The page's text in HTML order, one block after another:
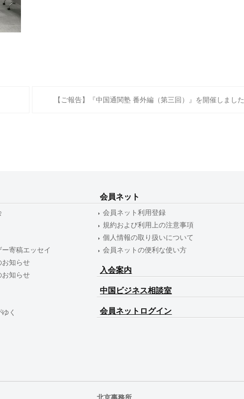
【ご報告】『中国通関塾 番外編（第三回）』を開催しました
寄稿エッセイ
お知らせ
お知らせ
く
会員ネット
会員ネット利用登録
規約および利用上の注意事項
個人情報の取り扱いについて
会員ネットの便利な使い方
入会案内
中国ビジネス相談室
会員ネットログイン